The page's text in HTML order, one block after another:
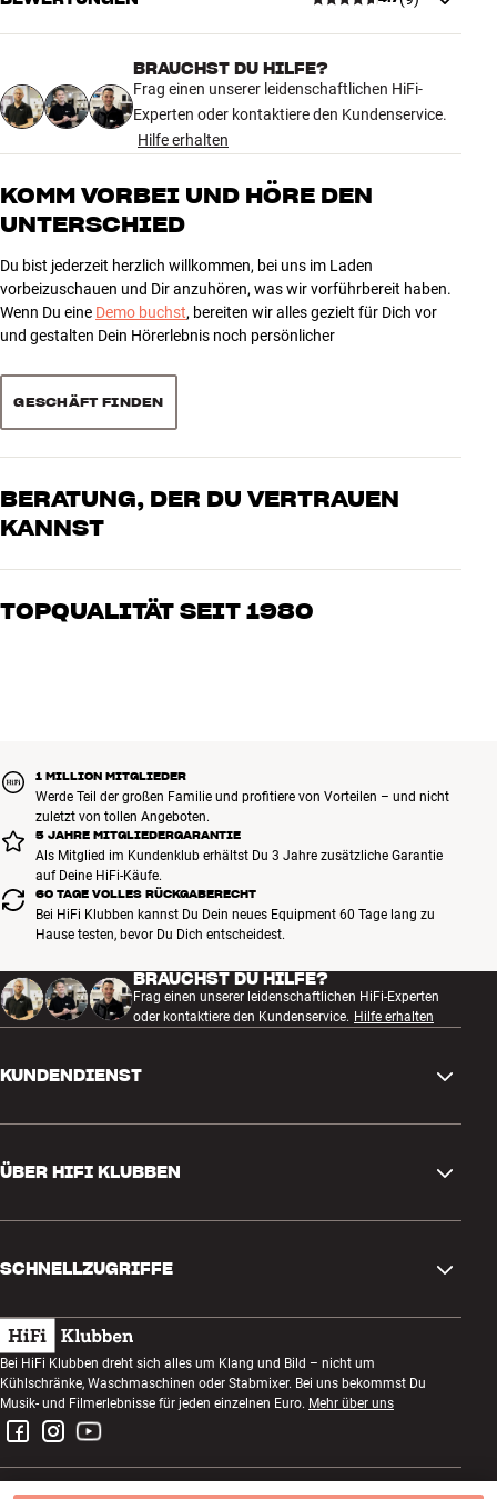
ALLGEMEINE MERKMALE
Kabelschuh für Lautsprecherkabel
Versilberte Kontaktflächen (Direct-Silver auf Beryllium-Kupfer)
Maximale Kabelstärke (ohne Isolierung): 6,6 mm² / 9 AWG
Verkauf im Set mit 4 Stück 4.7
9 anzeigen
5
3 1
2
BRAUCHST DU HILFE?
Frag einen unserer leidenschaftlichen HiFi-
Experten oder kontaktiere den Kundenservice.
Hilfe erhalten
KOMM VORBEI UND HÖRE DEN
UNTERSCHIED
Du bist jederzeit herzlich willkommen, bei uns im Laden
vorbeizuschauen und Dir anzuhören, was wir vorführbereit haben.
Wenn Du eine Demo buchst, bereiten wir alles gezielt für Dich vor
und gestalten Dein Hörerlebnis noch persönlicher
GESCHÄFT FINDEN
BERATUNG, DER DU VERTRAUEN
KANNST
Unsere Mitarbeiter sind echte Enthusiasten, die unsere Produkte
oder Heimkino. Erzähle uns, wovon Du träumst, und wir finden
TOPQUALITÄT SEIT 1980
1 MILLION MITGLIEDER
Werde Teil der großen Familie und profitiere von Vorteilen – und nicht
zuletzt von tollen Angeboten.
5 JAHRE MITGLIEDERGARANTIE
Als Mitglied im Kundenklub erhältst Du 3 Jahre zusätzliche Garantie
auf Deine HiFi-Käufe.
60 TAGE VOLLES RÜCKGABERECHT
Bei HiFi Klubben kannst Du Dein neues Equipment 60 Tage lang zu
Hause testen, bevor Du Dich entscheidest.
BRAUCHST DU HILFE?
Frag einen unserer leidenschaftlichen HiFi-Experten
oder kontaktiere den Kundenservice. Hilfe erhalten
KUNDENDIENST
Rückgabe und Reklamation
Bestellung widerrufen
AGB
Datenschutzerklärung
Impressum
ÜBER HIFI KLUBBEN
Kundenklub
Abend zum Zuhören
Wettbewerbe
Jobs bei HiFi Klubben
SCHNELLZUGRIFFE
Geschenkkarte
Bauen mit Klang
Montage und Installation
Bei HiFi Klubben dreht sich alles um Klang und Bild – nicht um
Kühlschränke, Waschmaschinen oder Stabmixer. Bei uns bekommst Du
Musik- und Filmerlebnisse für jeden einzelnen Euro. Mehr über uns